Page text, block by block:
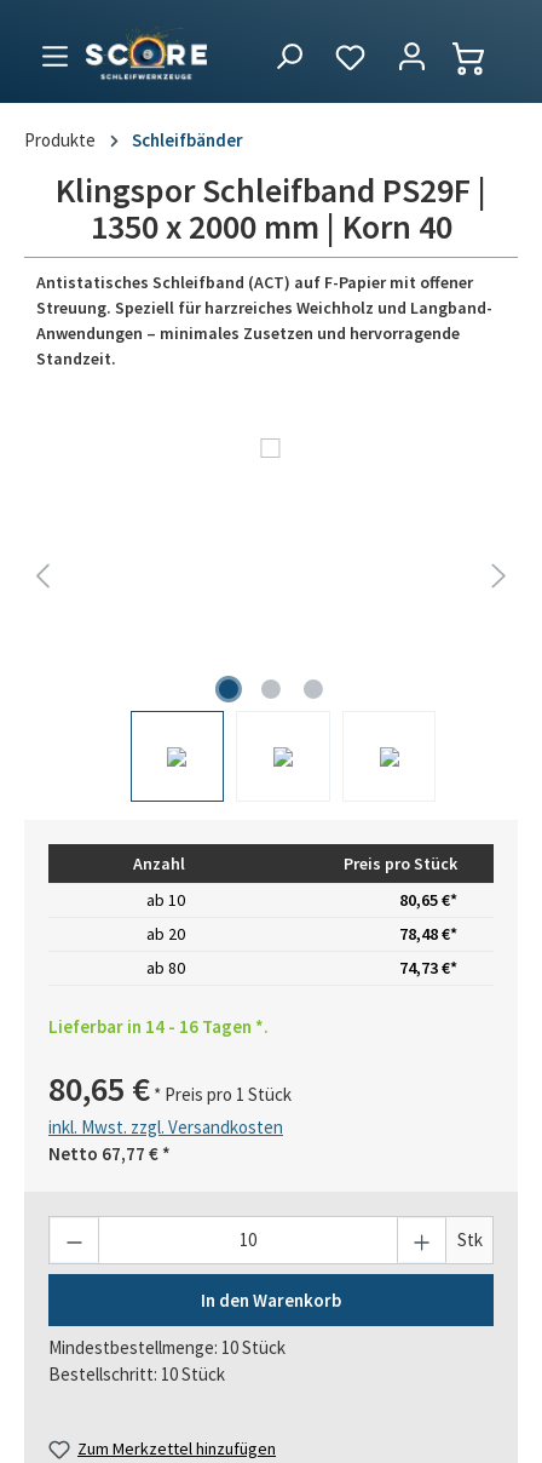
Produkte Schleifbänder
Klingspor Schleifband PS29F |
1350 x 2000 mm | Korn 40
Antistatisches Schleifband (ACT) auf F-Papier mit offener
Streuung. Speziell für harzreiches Weichholz und Langband-
Anwendungen – minimales Zusetzen und hervorragende
Standzeit.
Anzahl
Preis pro Stück
ab 10
80,65 €*
ab 20
78,48 €*
ab 80 74,73 €*
Lieferbar in 14 - 16 Tagen *.
80,65 € * Preis pro 1 Stück
inkl. Mwst. zzgl. Versandkosten
Netto 67,77 € *
Stk
In den Warenkorb
Mindestbestellmenge: 10 Stück
Bestellschritt: 10 Stück
Zum Merkzettel hinzufügen